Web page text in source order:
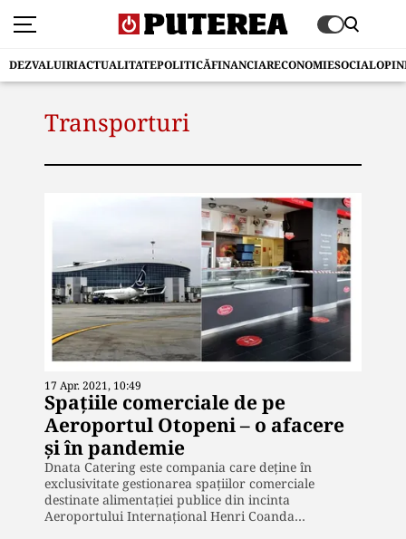
DEZVALUIRIACTUALITATEPOLITICĂFINANCIARECONOMIESOCIAL
Transporturi
17 Apr. 2021, 10:49
Spațiile comerciale de pe
Aeroportul Otopeni – o afacere
și în pandemie
Dnata Catering este compania care deține în
exclusivitate gestionarea spațiilor comerciale
destinate alimentației publice din incinta
Aeroportului Internațional Henri Coanda…